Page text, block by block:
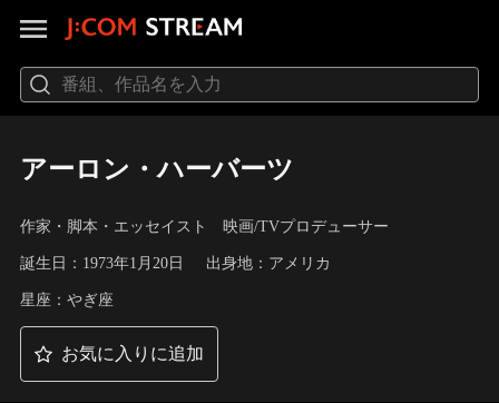
アーロン・ハーバーツ
作家・脚本・エッセイスト 映画/TVプロデューサー
誕生日：1973年1月20日 出身地：アメリカ
星座：やぎ座
お気に入りに追加